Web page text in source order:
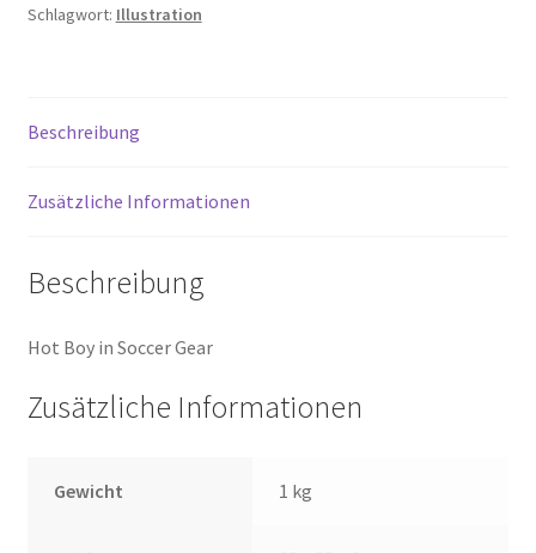
Schlagwort: Illustration
Beschreibung
Zusätzliche Informationen
Beschreibung
Hot Boy in Soccer Gear
Zusätzliche Informationen
Gewicht 1 kg